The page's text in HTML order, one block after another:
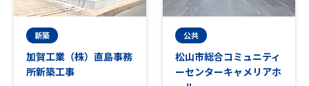
新築
加賀工業（株）直島事務
所新築工事
公共
松山市総合コミュニティ
ーセンターキャメリアホ